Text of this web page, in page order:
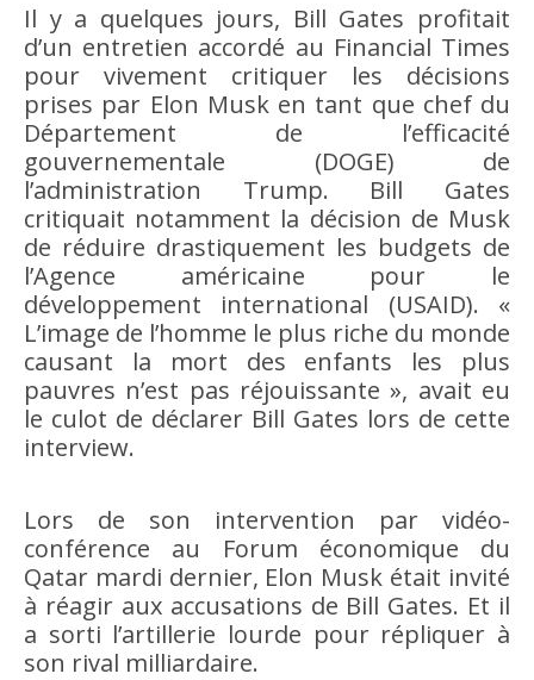
Il y a quelques jours, Bill Gates profitait
d’un entretien accordé au Financial Times
pour vivement critiquer les décisions
prises par Elon Musk en tant que chef du
Département de l’efficacité
gouvernementale (DOGE) de
l’administration Trump. Bill Gates
critiquait notamment la décision de Musk
de réduire drastiquement les budgets de
l’Agence américaine pour le
développement international (USAID). «
L’image de l’homme le plus riche du monde
causant la mort des enfants les plus
pauvres n’est pas réjouissante », avait eu
le culot de déclarer Bill Gates lors de cette
interview.
Lors de son intervention par vidéo-
conférence au Forum économique du
Qatar mardi dernier, Elon Musk était invité
à réagir aux accusations de Bill Gates. Et il
a sorti l’artillerie lourde pour répliquer à
son rival milliardaire.